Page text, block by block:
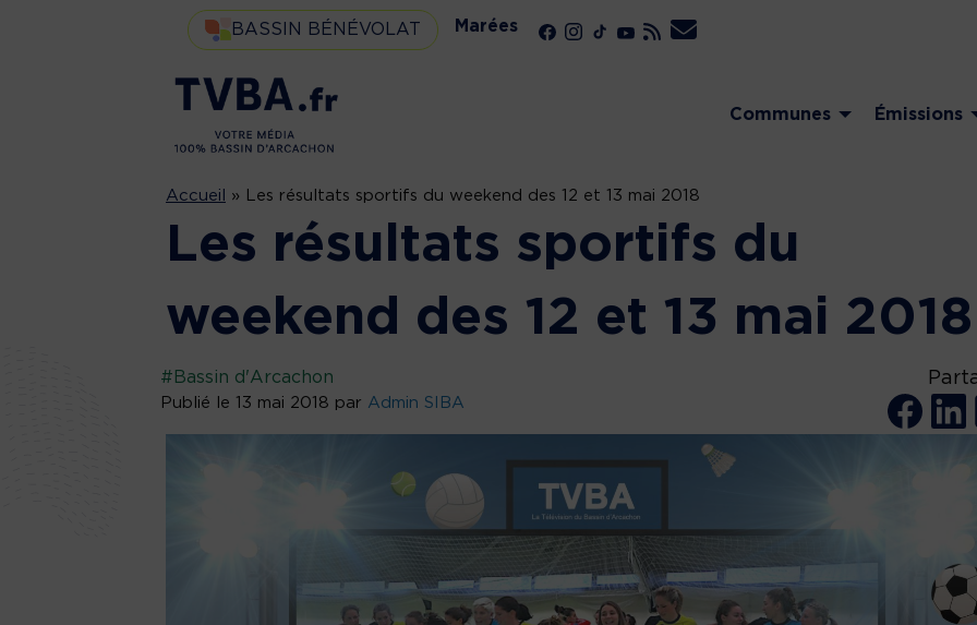
BASSIN BÉNÉVOLAT Marées
Communes Émissions
Accueil » Les résultats sportifs du weekend des 12 et 13 mai 2018
Les résultats sportifs du
weekend des 12 et 13 mai 2018
#Bassin d'Arcachon
Publié le 13 mai 2018 par Admin SIBA